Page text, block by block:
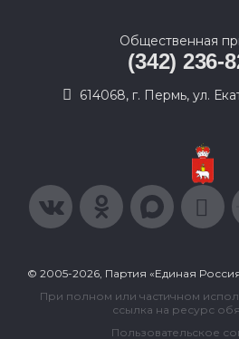
Общественная
(342) 236-
614068, г. Пермь, ул.
© 2005-2026, Партия «Единая
При полном или частичном
ссылка на ресурс
Пользовательское